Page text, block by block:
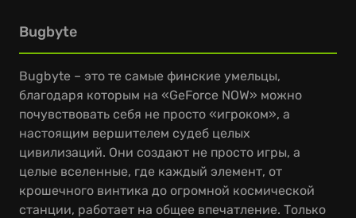
Bugbyte
Bugbyte – это те самые финские умельцы,
благодаря которым на «GeForce NOW» можно
почувствовать себя не просто «игроком», а
настоящим вершителем судеб целых
цивилизаций. Они создают не просто игры, а
целые вселенные, где каждый элемент, от
крошечного винтика до огромной космической
станции, работает на общее впечатление. Только